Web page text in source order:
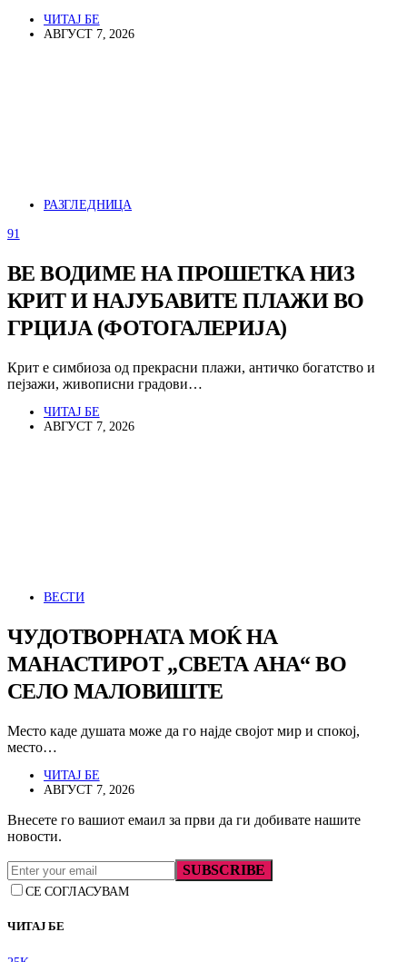
ЧИТАЈ БЕ
АВГУСТ 7, 2026
РАЗГЛЕДНИЦА
91
ВЕ ВОДИМЕ НА ПРОШЕТКА НИЗ
КРИТ И НАЈУБАВИТЕ ПЛАЖИ ВО
ГРЦИЈА (ФОТОГАЛЕРИЈА)
Крит е симбиоза од прекрасни плажи, античко богатство и
пејзажи, живописни градови…
ЧИТАЈ БЕ
АВГУСТ 7, 2026
ВЕСТИ
ЧУДОТВОРНАТА МОЌ НА
МАНАСТИРОТ „СВЕТА АНА“ ВО
СЕЛО МАЛОВИШТЕ
Место каде душата може да го најде својот мир и спокој,
место…
ЧИТАЈ БЕ
АВГУСТ 7, 2026
Внесете го вашиот емаил за први да ги добивате нашите
новости.
SUBSCRIBE
СЕ СОГЛАСУВАМ
ЧИТАЈ БЕ